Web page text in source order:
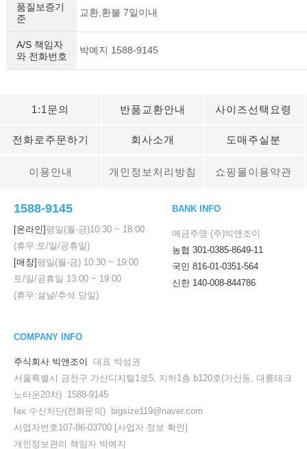
품질보증기
준
교환,환불 7일이내
A/S 책임자
와 전화번호
박예지 1588-9145
1:1문의 반품교환안내 사이즈선택요령
전화로주문하기 회사소개 도매주실분
이용안내 개인정보처리방침 쇼핑몰이용약관
1588-9145
[온라인]평일(월-금)10:30 ~ 18:00
(휴무:토/일/공휴일)
[매장]평일(월-금) 10:30 ~ 19:00
토/일/공휴일 13:00 ~ 19:00
(휴무:설날/추석 당일)
BANK INFO
예금주명 (주)빅앤조이
농협 301-0385-8649-11
국민 816-01-0351-564
신한 140-008-844786
COMPANY INFO
주식회사 빅앤조이
대표 박성권
서울특별시 금천구 가산디지털1로5, 지하1층 b120호(가산동, 대륭테크
노타운20차) 1588-9145
fax 수신차단(전화문의) bigsize119@naver.com
사업자번호107-86-03700 [사업자 정보 확인]
개인정보관리 책임자 박예지